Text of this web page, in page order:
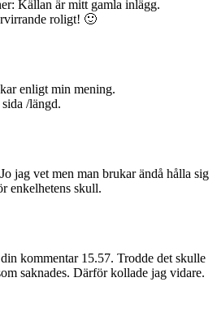
Källan är mitt gamla inlägg.
roligt! 🙂
enligt min mening.
/längd.
jag vet men man brukar ändå hålla sig
enkelhetens skull.
kommentar 15.57. Trodde det skulle
saknades. Därför kollade jag vidare.